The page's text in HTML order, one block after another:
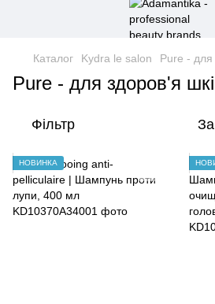
Каталог Kydra le salon Pure - для
Pure - для здоров'я
Фільтр
НОВИНКА